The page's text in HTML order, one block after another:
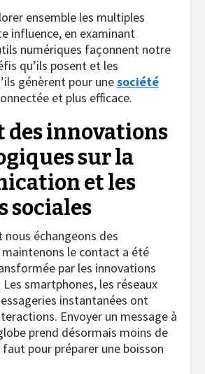
ensemble les multiples
influence, en examinant
numériques façonnent notre
qu’ils posent et les
génèrent pour unesociété
et plus efficace.
des innovations
sur la
et les
sociales
nous échangeons des
le contact a été
par les innovations
smartphones, les réseaux
instantanées ont
Envoyer un message à
prend désormais moins de
faut pour préparer une boisson